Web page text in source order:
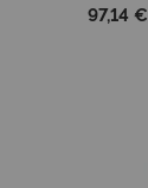
97,14 €